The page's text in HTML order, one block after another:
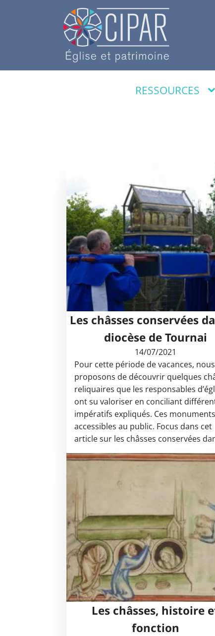
RESSOURCES
Les châsses conservées
diocèse de Tournai
14/07/2021
Pour cette période de vacances,
proposons de découvrir quelques
reliquaires que les responsables
ont su valoriser en conciliant
impératifs expliqués. Ces
accessibles au public. Focus dans cet
article sur les châsses conservées
Les châsses, histoire
fonction